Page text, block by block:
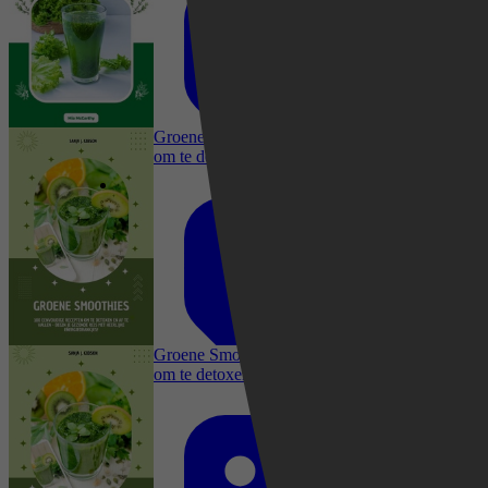
Kookboeken, Dieet & Gezond, Gezondheid &
Lichaam, Drankboeken, Sappen & Smoothies
Mia Mccarthy
Kookboeken, Dieet & Gezond, Gezondheid &
Lichaam, Drankboeken, Sappen & Smoothies
Groene Smoothies: 100 eenvoudige recepten
om te detoxen en af te vallen - begin je
gezonde reis met heerlijke energiedrankjes!
Groene Smoothies: 100 eenvoudige recepten
om te detoxen en af te vallen - begin je
gezonde reis met heerlijke energiedrankjes!